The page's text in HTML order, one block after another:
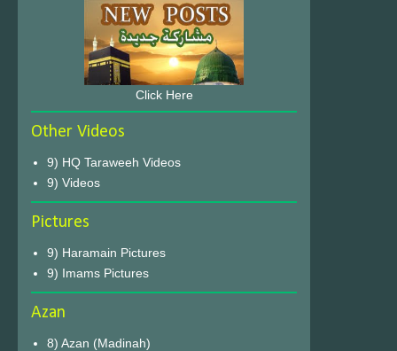
Click Here
Other Videos
9) HQ Taraweeh Videos
9) Videos
Pictures
9) Haramain Pictures
9) Imams Pictures
Azan
8) Azan (Madinah)